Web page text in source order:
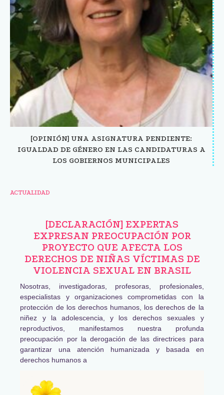
[OPINIÓN] UNA ASIGNATURA PENDIENTE:
IGUALDAD DE GÉNERO EN LAS CANDIDATURAS A
LOS GOBIERNOS MUNICIPALES
ACTUALIDAD
[DECLARACIÓN] EXPERTAS
EXPRESAN PREOCUPACIÓN POR
PROYECTO QUE AFECTA LOS
DERECHOS DE NIÑAS VÍCTIMAS DE
VIOLENCIA SEXUAL EN BRASIL
Nosotras, investigadoras, profesoras, profesionales,
especialistas y organizaciones comprometidas con la
protección de los derechos humanos, los derechos de la
niñez y la adolescencia, y los derechos sexuales y
reproductivos, manifestamos nuestra profunda
preocupación por la derogación de las directrices para
garantizar una atención humanizada y basada en
derechos humanos a